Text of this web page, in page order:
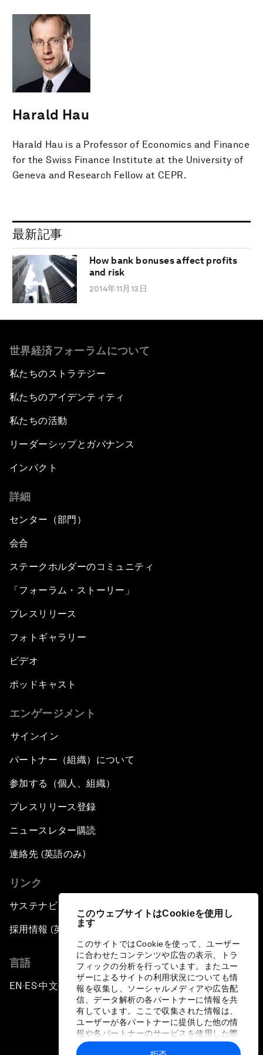
このウェブサイトはCookieを使用し
ます
このサイトではCookieを使って、ユーザー
に合わせたコンテンツや広告の表示、トラ
フィックの分析を行っています。またユー
ザーによるサイトの利用状況についても情
報を収集し、ソーシャルメディアや広告配
信、データ解析の各パートナーに情報を共
有しています。ここで収集された情報は、
ユーザーが各パートナーに提供した他の情
報や各パートナーのサービスを使用した際
に収集された情報と組み合わされ、各パー
Harald Hau
Harald Hau is a Professor of Economics and Finance
for the Swiss Finance Institute at the University of
Geneva and Research Fellow at CEPR.
最新記事
How bank bonuses affect profits
and risk
2014年11月13日
世界経済フォーラムについて
私たちのストラテジー
私たちのアイデンティティ
私たちの活動
リーダーシップとガバナンス
インパクト
詳細
センター（部門）
会合
ステークホルダーのコミュニティ
「フォーラム・ストーリー」
プレスリリース
フォトギャラリー
ビデオ
ポッドキャスト
エンゲージメント
サインイン
パートナー（組織）について
参加する（個人、組織）
プレスリリース登録
ニュースレター購読
連絡先 (英語のみ)
リンク
サステナビリティへの取り組み
採用情報 (英語のみ)
言語
EN ▪ES▪中文▪ 日本語